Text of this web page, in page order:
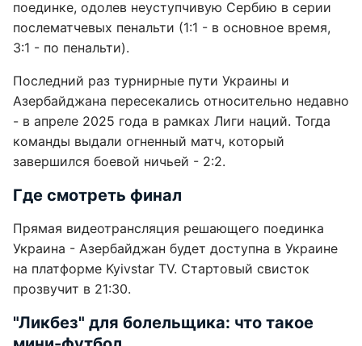
поединке, одолев неуступчивую Сербию в серии
послематчевых пенальти (1:1 - в основное время,
3:1 - по пенальти).
Последний раз турнирные пути Украины и
Азербайджана пересекались относительно недавно
- в апреле 2025 года в рамках Лиги наций. Тогда
команды выдали огненный матч, который
завершился боевой ничьей - 2:2.
Где смотреть финал
Прямая видеотрансляция решающего поединка
Украина - Азербайджан будет доступна в Украине
на платформе Kyivstar TV. Стартовый свисток
прозвучит в 21:30.
"Ликбез" для болельщика: что такое